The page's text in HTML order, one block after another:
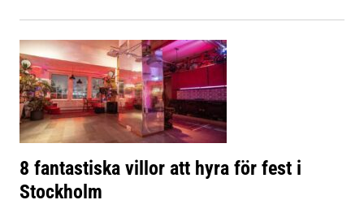
8 fantastiska villor att hyra för fest i
Stockholm